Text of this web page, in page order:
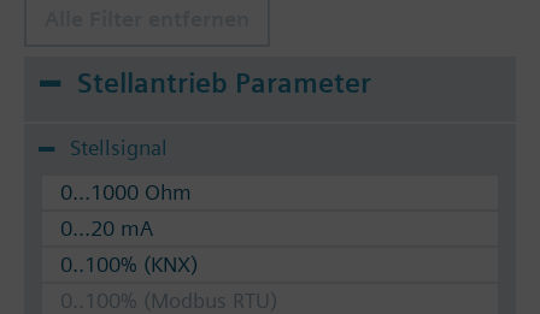
Stellantrieb Parameter
Stellsignal
0...1000 Ohm
0...20 mA
0..100% (KNX)
0..100% (Modbus RTU)